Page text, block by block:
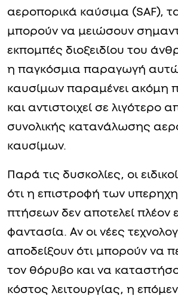
αεροπορικά καύσιμα (SAF),
μπορούν να μειώσουν
εκπομπές διοξειδίου του
η παγκόσμια παραγωγή
καυσίμων παραμένει ακόμη
και αντιστοιχεί σε λιγότερο
συνολικής κατανάλωσης
καυσίμων.
Παρά τις δυσκολίες, οι
ότι η επιστροφή των
πτήσεων δεν αποτελεί πλέον
φαντασία. Αν οι νέες
αποδείξουν ότι μπορούν να
τον θόρυβο και να
κόστος λειτουργίας, η